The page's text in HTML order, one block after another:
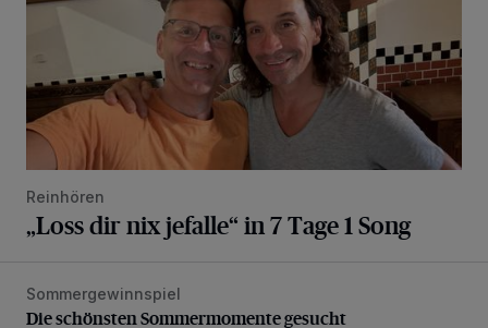
Reinhören
„Loss dir nix jefalle“ in 7 Tage 1 Song
Die schönsten Sommermomente gesucht
Sommergewinnspiel
Die schönsten Sommermomente gesucht